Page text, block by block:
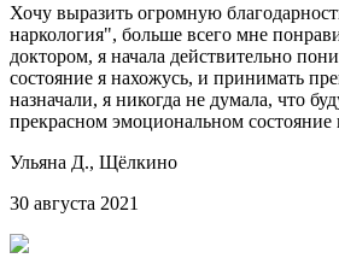
Хочу выразить огромную
наркология", больше всего мне
доктором, я начала действительно
состояние я нахожусь, и принимать
назначали, я никогда не думала, что
прекрасном эмоциональном состояние
Ульяна Д., Щёлкино
30 августа 2021